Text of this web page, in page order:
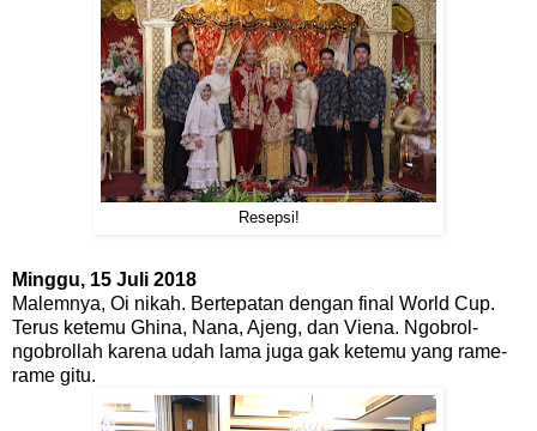
Resepsi!
Minggu, 15 Juli 2018
Malemnya, Oi nikah. Bertepatan dengan final World Cup.
Terus ketemu Ghina, Nana, Ajeng, dan Viena. Ngobrol-
ngobrollah karena udah lama juga gak ketemu yang rame-
rame gitu.